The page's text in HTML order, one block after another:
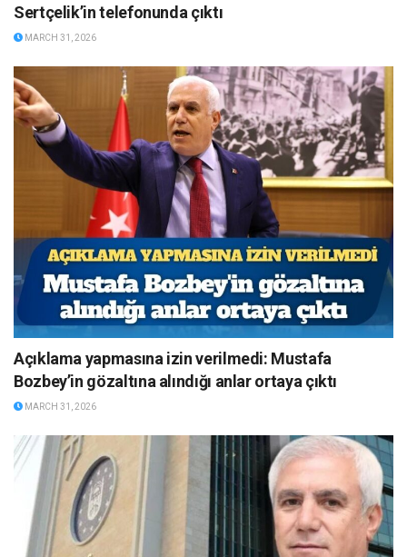
Sertçelik’in telefonunda çıktı
MARCH 31, 2026
Açıklama yapmasına izin verilmedi: Mustafa
Bozbey’in gözaltına alındığı anlar ortaya çıktı
MARCH 31, 2026